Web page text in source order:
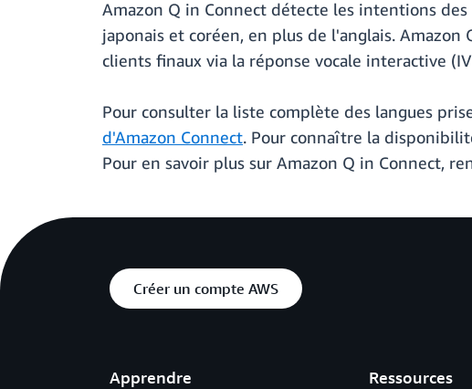
Amazon Q in Connect détecte les intentions
japonais et coréen, en plus de l'anglais.
clients finaux via la réponse vocale interactive
Pour consulter la liste complète des langues
d'Amazon Connect. Pour connaître la
Pour en savoir plus sur Amazon Q in Connect,
Créer un compte AWS
Apprendre Ressources